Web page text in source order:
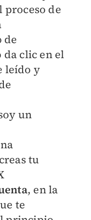
proceso de
de
clic en el
leído y
un
tu
, en la
te